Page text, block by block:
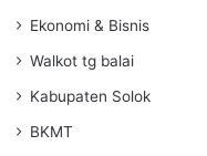
Ekonomi & Bisnis
Walkot tg balai
Kabupaten Solok
BKMT